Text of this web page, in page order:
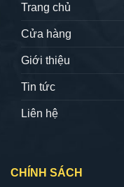
Trang chủ
Cửa hàng
Giới thiệu
Tin tức
Liên hệ
CHÍNH SÁCH